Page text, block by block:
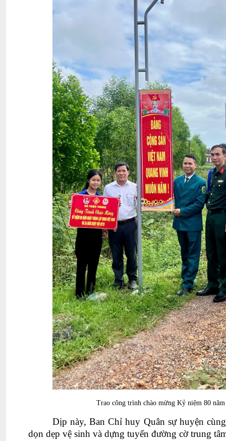
Trao công trình chào mừng Kỷ niệm 80
Dịp này, Ban Chỉ huy Quân sự huyện
dọn dẹp vệ sinh và dựng tuyến đường cờ trung